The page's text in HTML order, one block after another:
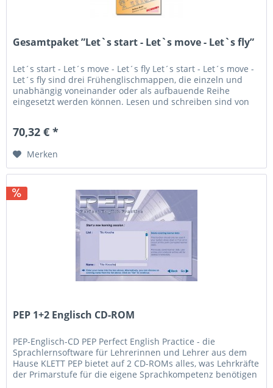
Gesamtpaket ”Let`s start - Let`s move - Let`s fly”
Let´s start - Let´s move - Let´s fly Let´s start - Let´s move -
Let´s fly sind drei Frühenglischmappen, die einzeln und
unabhängig voneinander oder als aufbauende Reihe
eingesetzt werden können. Lesen und schreiben sind von
70,32 € *
Merken
PEP 1+2 Englisch CD-ROM
PEP-Englisch-CD PEP Perfect English Practice - die
Sprachlernsoftware für Lehrerinnen und Lehrer aus dem
Hause KLETT PEP bietet auf 2 CD-ROMs alles, was Lehrkräfte
der Primarstufe für die eigene Sprachkompetenz benötigen